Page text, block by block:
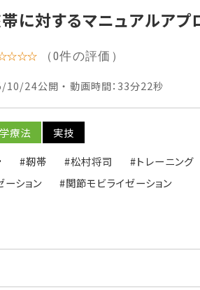
（0件の評価）
10/24公開 ・ 動画時間：33分22秒
療法
実技
#靭帯 #松村将司 #トレーニング
ション
#関節モビライゼーション